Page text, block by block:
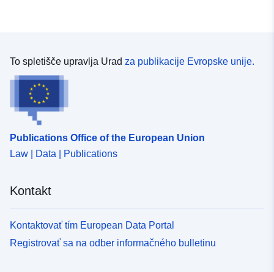
To spletišče upravlja Urad za publikacije Evropske unije.
Publications Office of the European Union
Law | Data | Publications
Kontakt
Kontaktovať tím European Data Portal
Registrovať sa na odber informačného bulletinu